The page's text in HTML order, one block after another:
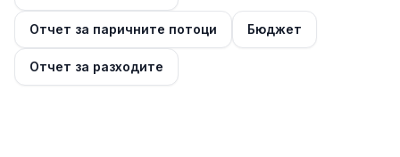
Отчет за паричните потоци Бюджет
Отчет за разходите